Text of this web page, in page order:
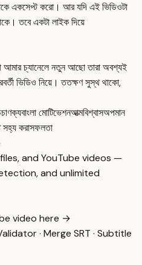
একসেপ্ট করো। আর যদি এই ভিডিওটা
তবে একটা লাইক দিয়ে
আমার চ্যানেলে নতুন আছো তারা অবশ্যই
ভিডিও নিয়ে। ততক্ষণ সুস্থ থাকো,
চাণক্যবাংলা মোটিভেশনআত্মবিশ্বাসঅপমান
সহ্য করাসফলতা
and YouTube videos —
and unlimited
video here →
· Merge SRT · Subtitle